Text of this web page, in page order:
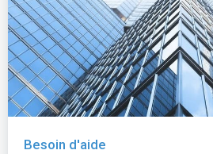
Besoin d'aide